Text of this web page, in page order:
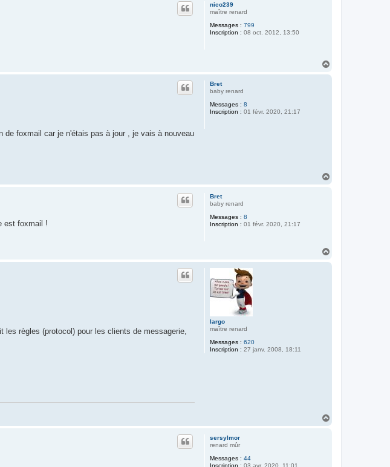
nico239
maître renard
Messages : 799
Inscription : 08 oct. 2012, 13:50
Bret
baby renard
Messages : 8
Inscription : 01 févr. 2020, 21:17
foxmail car je n'étais pas à jour , je vais à nouveau
Bret
baby renard
Messages : 8
Inscription : 01 févr. 2020, 21:17
est foxmail !
largo
maître renard
Messages : 620
Inscription : 27 janv. 2008, 18:11
règles (protocol) pour les clients de messagerie,
a
sersylmor
renard mûr
Messages : 44
Inscription : 03 avr. 2020, 11:01